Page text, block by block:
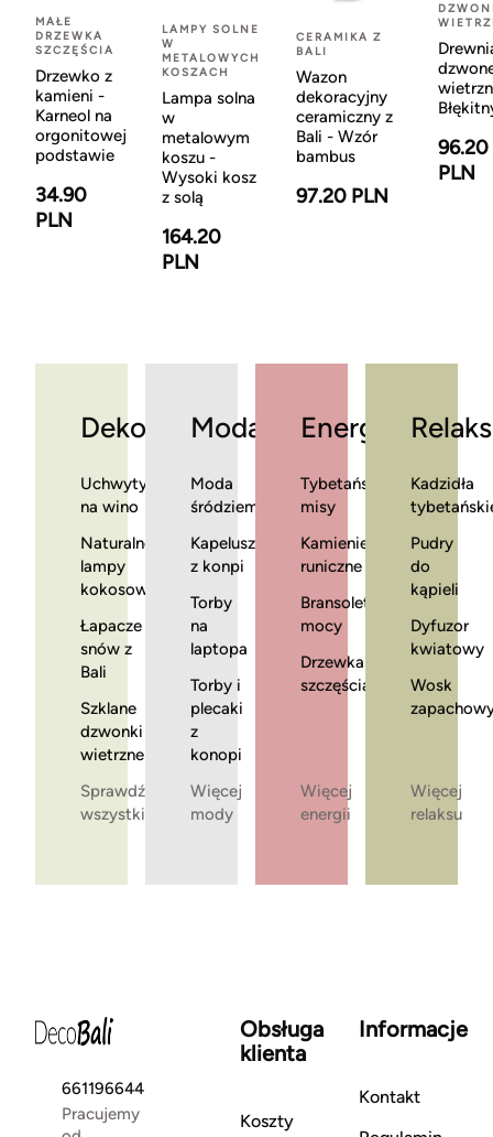
MAŁE
DRZEWKA
SZCZĘŚCIA
Drzewko z
kamieni -
Karneol na
orgonitowej
podstawie
34.90
PLN
LAMPY SOLNE
W
METALOWYCH
KOSZACH
Lampa solna
w
metalowym
koszu -
Wysoki kosz
z solą
164.20
PLN
CERAMIKA Z
BALI
Wazon
dekoracyjny
ceramiczny z
Bali - Wzór
bambus
97.20 PLN
96.20
PLN
Dekoracje
Uchwyty
na wino
Naturalne
lampy
kokosowe
Łapacze
snów z
Bali
Szklane
dzwonki
wietrzne
Sprawdź
wszystkie
Moda
Moda
śródziemnomorska
Kapelusze
z konpi
Torby
na
laptopa
Torby i
plecaki
z
konopi
Więcej
mody
Energia
Tybetańskie
misy
Kamienie
runiczne
Bransoletki
mocy
Drzewka
szczęścia
Więcej
energii
Relaks
Kadzidła
Pudry
do
kąpieli
Dyfuzor
kwiatowy
Wosk
Więcej
relaksu
661196644
Pracujemy
Obsługa
klienta
Koszty
Informacje
Kontakt